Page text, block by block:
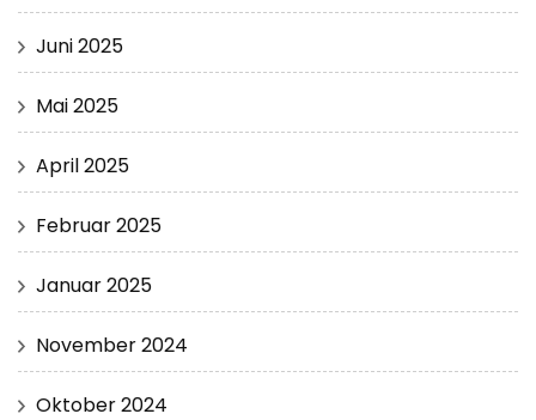
Juni 2025
Mai 2025
April 2025
Februar 2025
Januar 2025
November 2024
Oktober 2024